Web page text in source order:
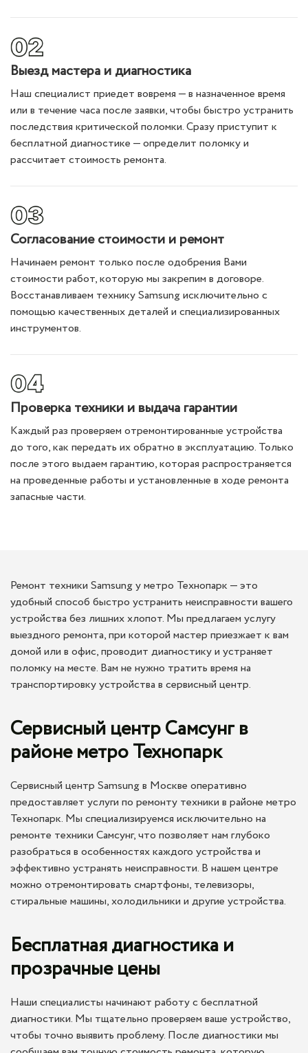
Выезд мастера и диагностика
Наш специалист приедет вовремя — в назначенное время
или в течение часа после заявки, чтобы быстро устранить
последствия критической поломки. Сразу приступит к
бесплатной диагностике — определит поломку и
рассчитает стоимость ремонта.
Согласование стоимости и ремонт
Начинаем ремонт только после одобрения Вами
стоимости работ, которую мы закрепим в договоре.
Восстанавливаем технику Samsung исключительно с
помощью качественных деталей и специализированных
инструментов.
Проверка техники и выдача гарантии
Каждый раз проверяем отремонтированные устройства
до того, как передать их обратно в эксплуатацию. Только
после этого выдаем гарантию, которая распространяется
на проведенные работы и установленные в ходе ремонта
запасные части.
Ремонт техники Samsung у метро Технопарк — это
удобный способ быстро устранить неисправности вашего
устройства без лишних хлопот. Мы предлагаем услугу
выездного ремонта, при которой мастер приезжает к вам
домой или в офис, проводит диагностику и устраняет
поломку на месте. Вам не нужно тратить время на
транспортировку устройства в сервисный центр.
Сервисный центр Самсунг в
районе метро Технопарк
Сервисный центр Samsung в Москве оперативно
предоставляет услуги по ремонту техники в районе метро
Технопарк. Мы специализируемся исключительно на
ремонте техники Самсунг, что позволяет нам глубоко
разобраться в особенностях каждого устройства и
эффективно устранять неисправности. В нашем центре
можно отремонтировать смартфоны, телевизоры,
стиральные машины, холодильники и другие устройства.
Бесплатная диагностика и
прозрачные цены
Наши специалисты начинают работу с бесплатной
диагностики. Мы тщательно проверяем ваше устройство,
чтобы точно выявить проблему. После диагностики мы